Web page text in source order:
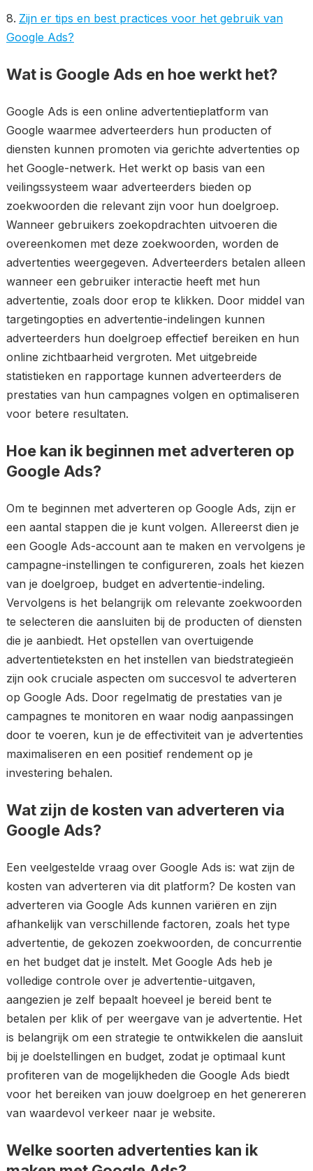
Zijn er tips en best practices voor het gebruik van
Google Ads?
Wat is Google Ads en hoe werkt het?
Google Ads is een online advertentieplatform van
Google waarmee adverteerders hun producten of
diensten kunnen promoten via gerichte advertenties op
het Google-netwerk. Het werkt op basis van een
veilingssysteem waar adverteerders bieden op
zoekwoorden die relevant zijn voor hun doelgroep.
Wanneer gebruikers zoekopdrachten uitvoeren die
overeenkomen met deze zoekwoorden, worden de
advertenties weergegeven. Adverteerders betalen alleen
wanneer een gebruiker interactie heeft met hun
advertentie, zoals door erop te klikken. Door middel van
targetingopties en advertentie-indelingen kunnen
adverteerders hun doelgroep effectief bereiken en hun
online zichtbaarheid vergroten. Met uitgebreide
statistieken en rapportage kunnen adverteerders de
prestaties van hun campagnes volgen en optimaliseren
voor betere resultaten.
Hoe kan ik beginnen met adverteren op
Google Ads?
Om te beginnen met adverteren op Google Ads, zijn er
een aantal stappen die je kunt volgen. Allereerst dien je
een Google Ads-account aan te maken en vervolgens je
campagne-instellingen te configureren, zoals het kiezen
van je doelgroep, budget en advertentie-indeling.
Vervolgens is het belangrijk om relevante zoekwoorden
te selecteren die aansluiten bij de producten of diensten
die je aanbiedt. Het opstellen van overtuigende
advertentieteksten en het instellen van biedstrategieën
zijn ook cruciale aspecten om succesvol te adverteren
op Google Ads. Door regelmatig de prestaties van je
campagnes te monitoren en waar nodig aanpassingen
door te voeren, kun je de effectiviteit van je advertenties
maximaliseren en een positief rendement op je
investering behalen.
Wat zijn de kosten van adverteren via
Google Ads?
Een veelgestelde vraag over Google Ads is: wat zijn de
kosten van adverteren via dit platform? De kosten van
adverteren via Google Ads kunnen variëren en zijn
afhankelijk van verschillende factoren, zoals het type
advertentie, de gekozen zoekwoorden, de concurrentie
en het budget dat je instelt. Met Google Ads heb je
volledige controle over je advertentie-uitgaven,
aangezien je zelf bepaalt hoeveel je bereid bent te
betalen per klik of per weergave van je advertentie. Het
is belangrijk om een strategie te ontwikkelen die aansluit
bij je doelstellingen en budget, zodat je optimaal kunt
profiteren van de mogelijkheden die Google Ads biedt
voor het bereiken van jouw doelgroep en het genereren
van waardevol verkeer naar je website.
Welke soorten advertenties kan ik